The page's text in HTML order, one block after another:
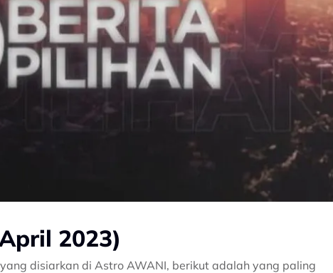
2023)
disiarkan di Astro AWANI, berikut adalah yang paling